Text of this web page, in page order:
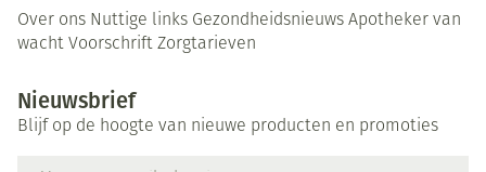
Over ons Nuttige links Gezondheidsnieuws Apotheker van
wacht Voorschrift Zorgtarieven
Nieuwsbrief
Blijf op de hoogte van nieuwe producten en promoties